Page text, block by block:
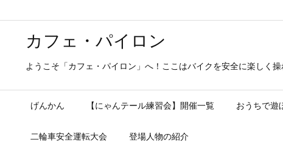
カフェ・パイロン
ようこそ「カフェ・パイロン」へ！ここはバイクを安全に楽しく
げんかん 【にゃんテール練習会】開催一覧 おうちで遊
二輪車安全運転大会 登場人物の紹介